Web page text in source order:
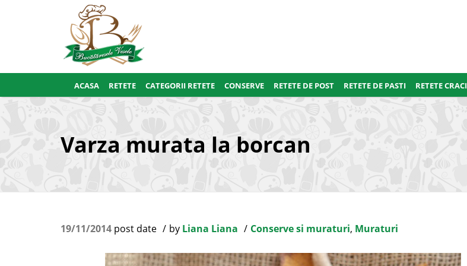
ACASA RETETE CATEGORII RETETE CONSERVE RETETE DE POST RETETE DE PASTI RETETE
Varza murata la borcan
19/11/2014 post date by Liana Liana Conserve si muraturi, Muraturi